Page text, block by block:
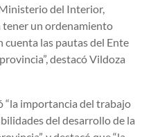
del Interior,
tener un ordenamiento
las pautas del Ente
destacó Vildoza
“la importancia del trabajo
del desarrollo de la